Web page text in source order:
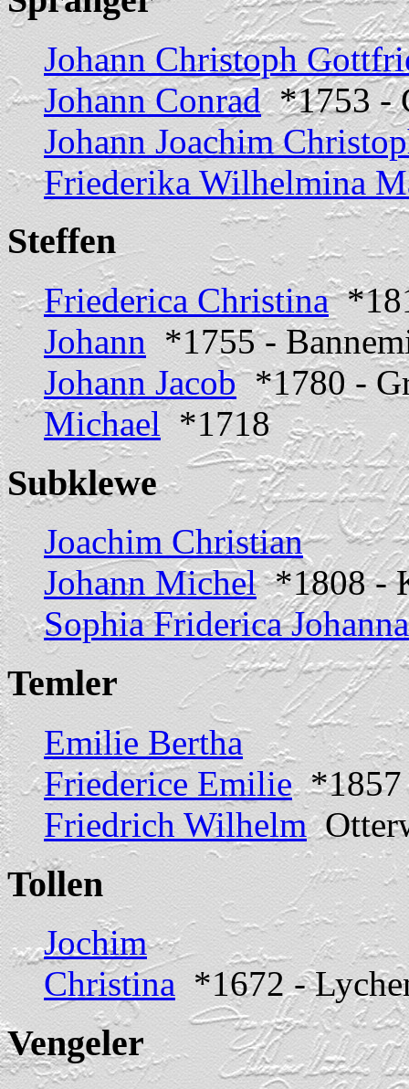
Johann Christoph
Johann Conrad*1753 -
Johann Joachim
Friederika Wilhelmina
Steffen
Friederica Christina
Johann *1755 -
Johann Jacob*1780 -
Michael*1718
Subklewe
Joachim Christian
Johann Michel*1808 -
Sophia Friderica Johanna
Temler
Emilie Bertha
Friederice Emilie*1857
Friedrich Wilhelm
Tollen
Jochim
Christina *1672 -
Vengeler